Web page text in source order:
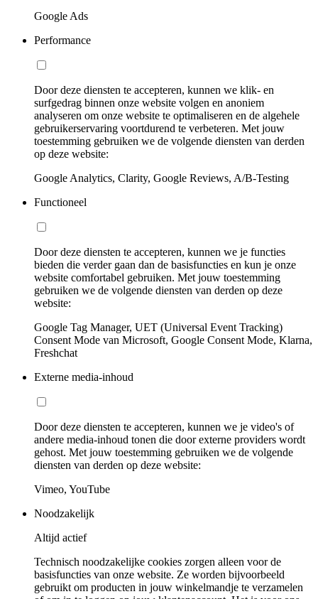
Google Ads
Performance
Door deze diensten te accepteren, kunnen we klik- en
surfgedrag binnen onze website volgen en anoniem
analyseren om onze website te optimaliseren en de algehele
gebruikerservaring voortdurend te verbeteren. Met jouw
toestemming gebruiken we de volgende diensten van derden
op deze website:
Google Analytics, Clarity, Google Reviews, A/B-Testing
Functioneel
Door deze diensten te accepteren, kunnen we je functies
bieden die verder gaan dan de basisfuncties en kun je onze
website comfortabel gebruiken. Met jouw toestemming
gebruiken we de volgende diensten van derden op deze
website:
Google Tag Manager, UET (Universal Event Tracking)
Consent Mode van Microsoft, Google Consent Mode, Klarna,
Freshchat
Externe media-inhoud
Door deze diensten te accepteren, kunnen we je video's of
andere media-inhoud tonen die door externe providers wordt
gehost. Met jouw toestemming gebruiken we de volgende
diensten van derden op deze website:
Vimeo, YouTube
Noodzakelijk
Altijd actief
Technisch noodzakelijke cookies zorgen alleen voor de
basisfuncties van onze website. Ze worden bijvoorbeeld
gebruikt om producten in jouw winkelmandje te verzamelen